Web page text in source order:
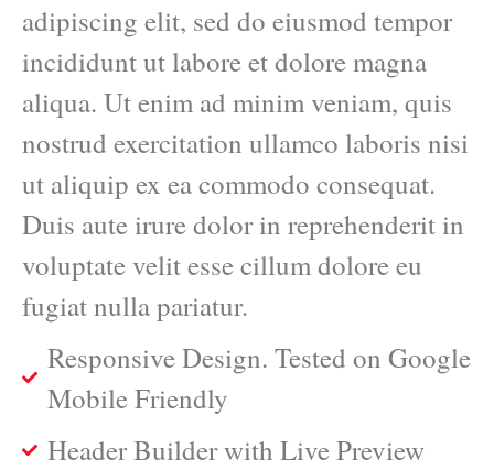
adipiscing elit, sed do eiusmod tempor
incididunt ut labore et dolore magna
aliqua. Ut enim ad minim veniam, quis
nostrud exercitation ullamco laboris nisi
ut aliquip ex ea commodo consequat.
Duis aute irure dolor in reprehenderit in
voluptate velit esse cillum dolore eu
fugiat nulla pariatur.
Responsive Design. Tested on Google
Mobile Friendly
Header Builder with Live Preview